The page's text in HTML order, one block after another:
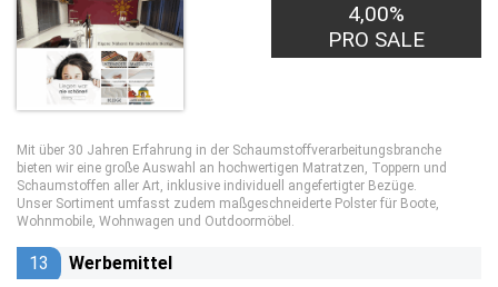
4,00%
PRO SALE
Mit über 30 Jahren Erfahrung in der Schaumstoffverarbeitungsbranche
bieten wir eine große Auswahl an hochwertigen Matratzen, Toppern und
Schaumstoffen aller Art, inklusive individuell angefertigter Bezüge.
Unser Sortiment umfasst zudem maßgeschneiderte Polster für Boote,
Wohnmobile, Wohnwagen und Outdoormöbel.
13 Werbemittel